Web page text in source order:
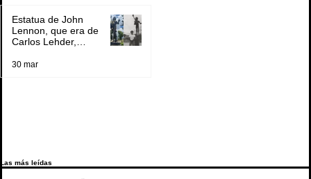
Estatua de John
Lennon, que era de
Carlos Lehder,
y reabrió debate
30 mar
Las más leídas